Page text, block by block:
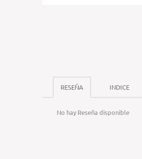
RESEÑA INDICE
No hay Reseña disponible